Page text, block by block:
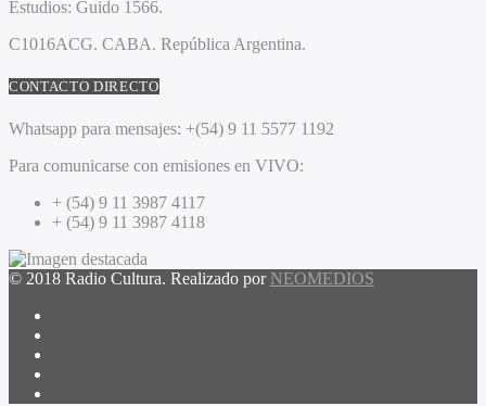
Estudios: Guido 1566.
C1016ACG. CABA. República Argentina.
CONTACTO DIRECTO
Whatsapp para mensajes: +(54) 9 11 5577 1192
Para comunicarse con emisiones en VIVO:
+ (54) 9 11 3987 4117
+ (54) 9 11 3987 4118
© 2018 Radio Cultura. Realizado por NEOMEDIOS